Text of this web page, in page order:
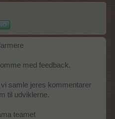
med feedback.
samle jeres kommentarer
til udviklerne.
teamet​